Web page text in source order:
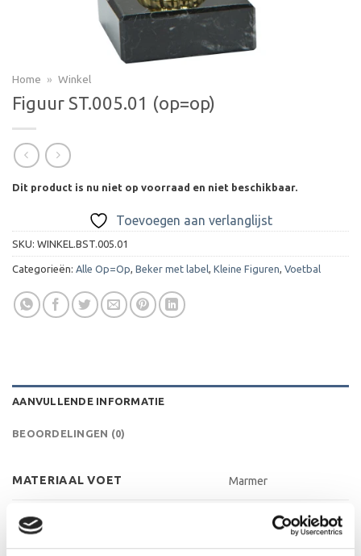
Home » Winkel
Figuur ST.005.01 (op=op)
Dit product is nu niet op voorraad en niet beschikbaar.
Toevoegen aan verlanglijst
SKU: WINKEL.BST.005.01
Categorieën: Alle Op=Op, Beker met label, Kleine Figuren, Voetbal
AANVULLENDE INFORMATIE
BEOORDELINGEN (0)
MATERIAAL VOET Marmer
LEVERTIJD 2-4 werkdagen